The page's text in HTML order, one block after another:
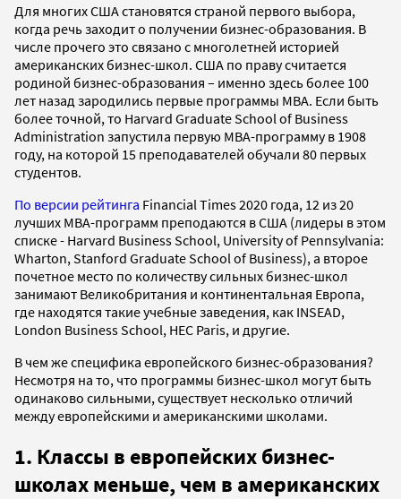
Для многих США становятся страной первого выбора,
когда речь заходит о получении бизнес-образования. В
числе прочего это связано с многолетней историей
американских бизнес-школ. США по праву считается
родиной бизнес-образования – именно здесь более 100
лет назад зародились первые программы MBA. Если быть
более точной, то Harvard Graduate School of Business
Administration запустила первую MBA-программу в 1908
году, на которой 15 преподавателей обучали 80 первых
студентов.
По версии рейтинга Financial Times 2020 года, 12 из 20
лучших MBA-программ преподаются в США (лидеры в этом
списке - Harvard Business School, University of Pennsylvania:
Wharton, Stanford Graduate School of Business), а второе
почетное место по количеству сильных бизнес-школ
занимают Великобритания и континентальная Европа,
где находятся такие учебные заведения, как INSEAD,
London Business School, HEC Paris, и другие.
В чем же специфика европейского бизнес-образования?
Несмотря на то, что программы бизнес-школ могут быть
одинаково сильными, существует несколько отличий
между европейскими и американскими школами.
1. Классы в европейских бизнес-
школах меньше, чем в американских